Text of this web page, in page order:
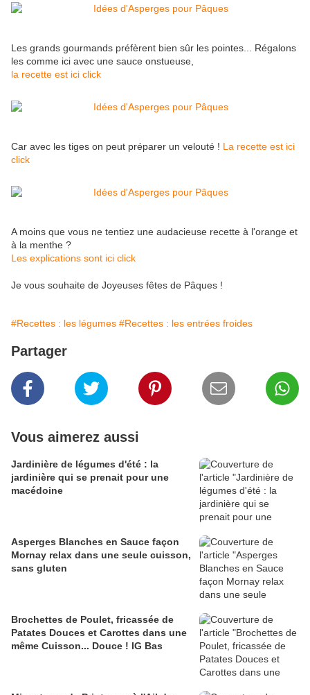
Les grands gourmands préfèrent bien sûr les pointes... Régalons
les comme ici avec une sauce onstueuse,
la recette est ici click
Car avec les tiges on peut préparer un velouté ! La recette est ici
click
A moins que vous ne tentiez une audacieuse recette à l'orange et
à la menthe ?
Les explications sont ici click
Je vous souhaite de Joyeuses fêtes de Pâques !
#Recettes : les légumes #Recettes : les entrées froides
Partager
Vous aimerez aussi
Jardinière de légumes d'été : la
jardinière qui se prenait pour une
macédoine
Asperges Blanches en Sauce façon
Mornay relax dans une seule cuisson,
sans gluten
Brochettes de Poulet, fricassée de
Patates Douces et Carottes dans une
même Cuisson... Douce ! IG Bas